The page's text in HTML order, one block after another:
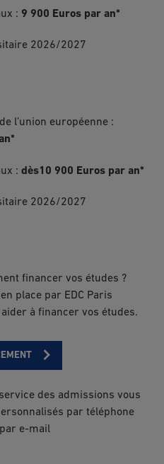
: 9 900 Euros par an*
2026/2027
l’union européenne :
: dès10 900 Euros par an*
2026/2027
financer vos études ?
place par EDC Paris
à financer vos études.
des admissions vous
par téléphone
e-mail